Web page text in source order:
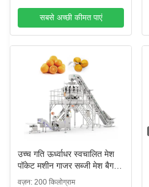
सबसे अच्छी कीमत पाएं
उच्च गति ऊर्ध्वाधर स्वचालित मेश
पॉकेट मशीन गाजर सब्जी मेश बैग
बेलर नाशपाती स्वचालित नेट पैकिंग
वज़न: 200 किलोग्राम